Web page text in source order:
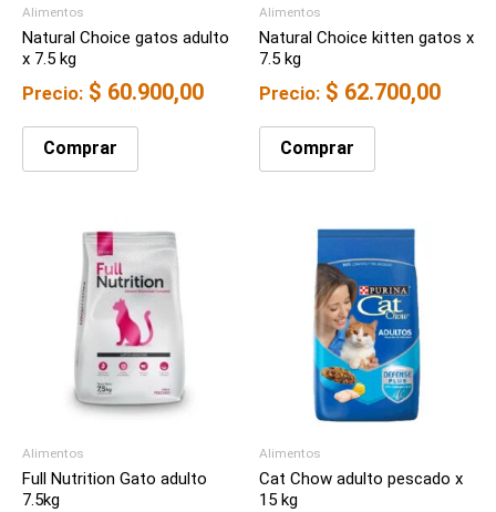
Alimentos
Natural Choice gatos adulto
x 7.5 kg
Precio: $ 60.900,00
Comprar
Alimentos
Natural Choice kitten gatos x
7.5 kg
Precio: $ 62.700,00
Comprar
Alimentos
Full Nutrition Gato adulto
7.5kg
Alimentos
Cat Chow adulto pescado x
15 kg